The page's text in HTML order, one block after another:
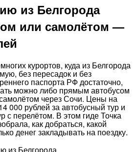
из Белгорода
или самолётом —
курортов, куда из Белгорода
без пересадок и без
паспорта РФ достаточно,
можно либо прямым автобусом
через Сочи. Цены на
000 рублей за автобусный тур и
с перелётом. В этом гиде Точка
как добраться, какой
денег закладывать на поездку.